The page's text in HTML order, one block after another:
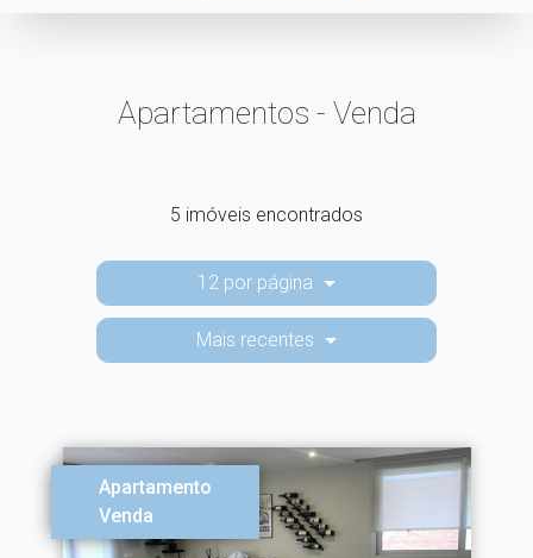
Apartamentos - Venda
5 imóveis encontrados
12 por página
Mais recentes
Apartamento
Venda